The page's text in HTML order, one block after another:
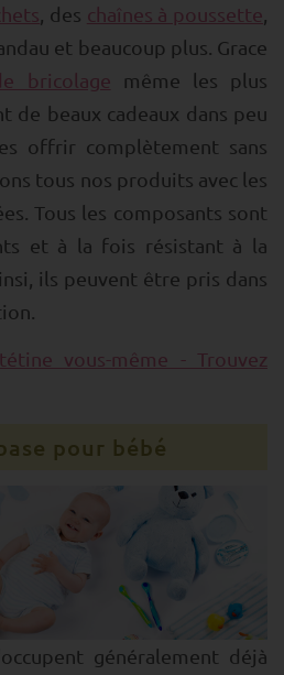
, des chaînes à poussette
et beaucoup plus. Grace
bricolage même les plus
de beaux cadeaux dans peu
offrir complètement sans
tous nos produits avec les
Tous les composants sont
et à la fois résistant à la
ils peuvent être pris dans
vous-même - Trouvez
pour bébé
généralement déjà